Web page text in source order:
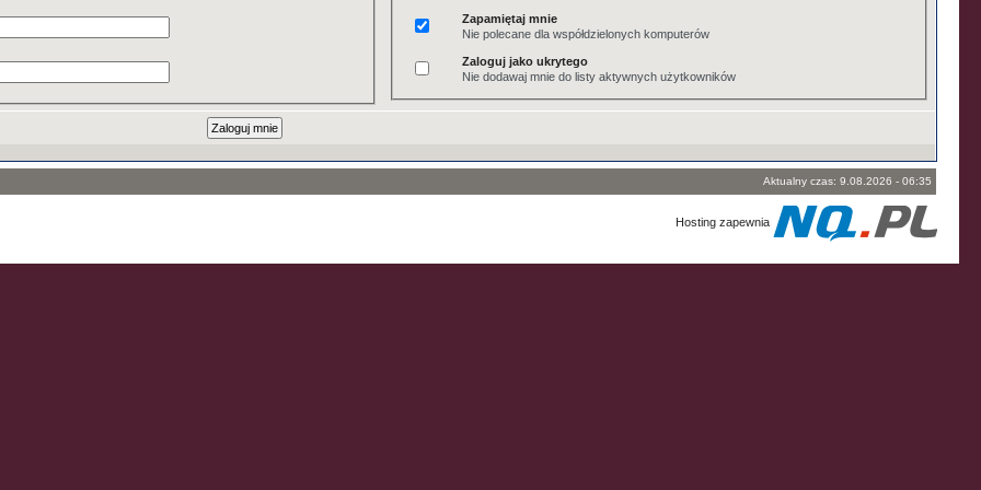
Zapamiętaj mnie
Nie polecane dla współdzielonych komputerów
Zaloguj jako ukrytego
Nie dodawaj mnie do listy aktywnych użytkowników
Aktualny czas: 9.08.2026 - 06:35
Hosting zapewnia